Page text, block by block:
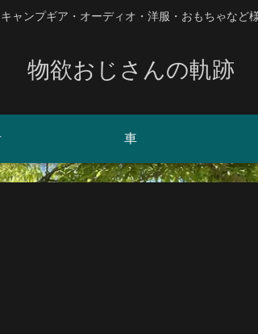
ャンプギア・オーディオ・洋服・おもちゃなど
物欲おじさんの軌跡
車